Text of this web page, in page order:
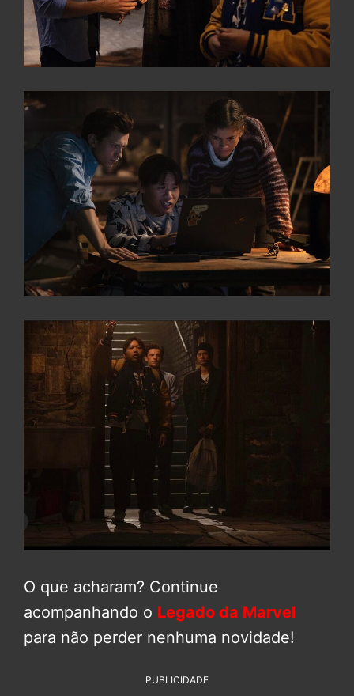
O que acharam? Continue
acompanhando o Legado da Marvel
para não perder nenhuma novidade!
PUBLICIDADE